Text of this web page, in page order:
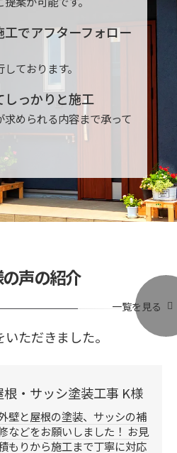
工でアフターフォロー
ております。
しっかりと施工
求められる内容まで承って
声の紹介
ただきました。
一覧を見る
・サッシ塗装工事 K様
壁と屋根の塗装、サッシの補
などをお願いしました！ お見
もりから施工まで丁寧に対応